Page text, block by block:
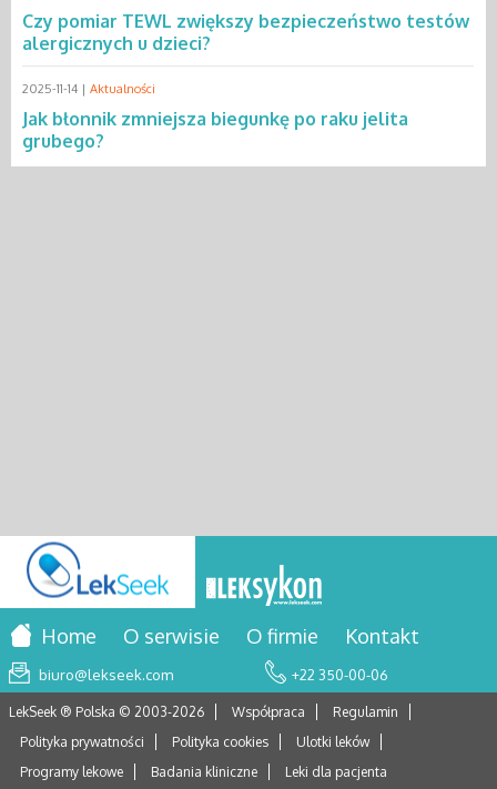
Czy pomiar TEWL zwiększy bezpieczeństwo testów
alergicznych u dzieci?
2025-11-14 | Aktualności
Jak błonnik zmniejsza biegunkę po raku jelita
grubego?
Home O serwisie O firmie Kontakt
biuro@lekseek.com +22 350-00-06
LekSeek ® Polska © 2003-2026 Współpraca
Regulamin
Polityka prywatności
Polityka cookies
Ulotki leków
Programy lekowe
Badania kliniczne Leki dla pacjenta